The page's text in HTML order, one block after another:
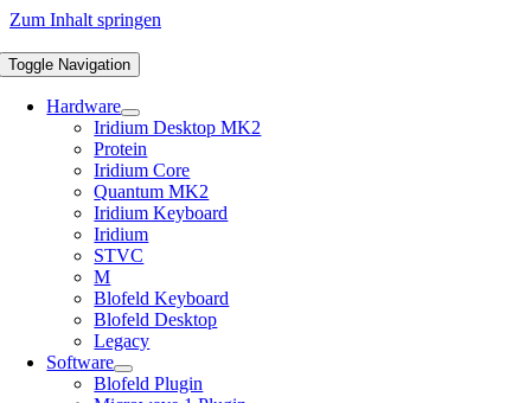
Zum Inhalt springen
Toggle Navigation
Hardware
Iridium Desktop MK2
Protein
Iridium Core
Quantum MK2
Iridium Keyboard
Iridium
STVC
M
Blofeld Keyboard
Blofeld Desktop
Legacy
Software
Blofeld Plugin